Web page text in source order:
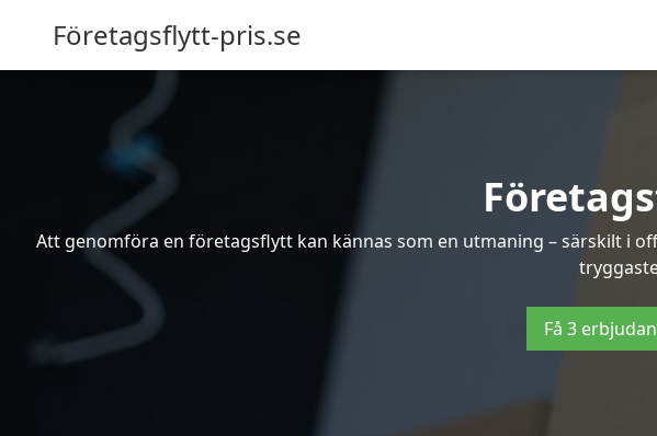
Företagsflytt-pris.se
Att genomföra en företagsflytt kan kännas som en utmaning – särskilt i
Få 3